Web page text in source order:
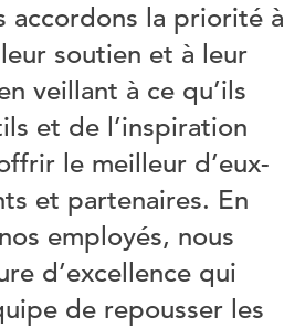
accordons la priorité à
soutien et à leur
veillant à ce qu’ils
et de l’inspiration
le meilleur d’eux-
et partenaires. En
employés, nous
d’excellence qui
de repousser les